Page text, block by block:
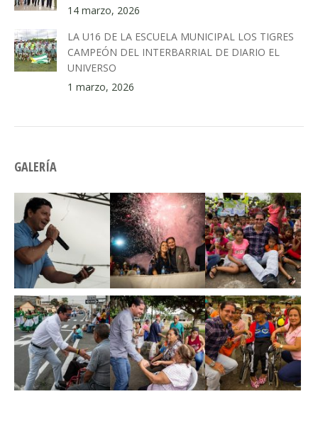
14 marzo, 2026
LA U16 DE LA ESCUELA MUNICIPAL LOS TIGRES
CAMPEÓN DEL INTERBARRIAL DE DIARIO EL
UNIVERSO
1 marzo, 2026
GALERÍA